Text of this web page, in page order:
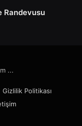
Randevusu
...
Gizlilik Politikası